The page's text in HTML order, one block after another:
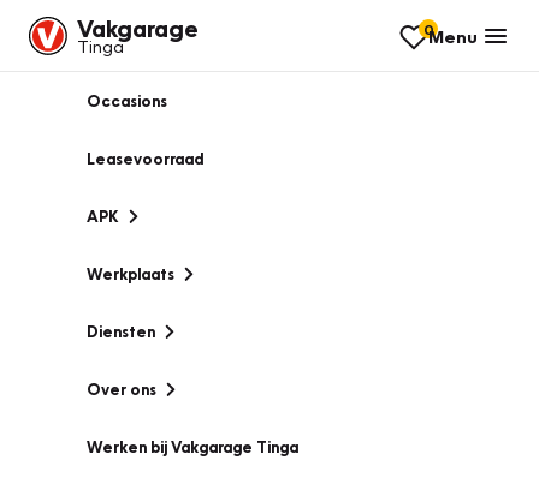
Vakgarage
Tinga
0Menu
Occasions
Leasevoorraad
APK
Werkplaats
Diensten
Over ons
Werken bij Vakgarage Tinga